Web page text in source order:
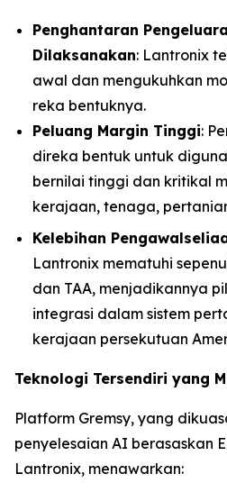
Penghantaran
Dilaksanakan: Lantronix
awal dan mengukuhkan
reka bentuknya.
Peluang Margin Tinggi:
direka bentuk untuk
bernilai tinggi dan kritikal
kerajaan, tenaga,
Kelebihan
Lantronix mematuhi
dan TAA, menjadikannya
integrasi dalam sistem
kerajaan persekutuan
Teknologi Tersendiri yang
Platform Gremsy, yang
penyelesaian AI berasaskan
Lantronix, menawarkan: